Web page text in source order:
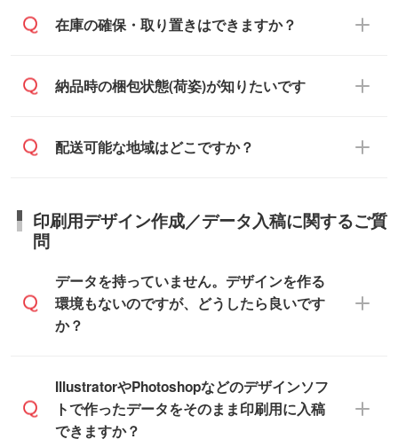
す。
備考欄』よりお知らせください。
・商品のみ注文する場合(サンプル購入を含
ます。
納期は商品や数量、印刷方法、ご納品場
ュール」に注文予定日をご入力いただく
と、おおよその締切日や出荷目安をご確認
いただけます。
商品在庫や印刷ラインを確保するために
をお願いいたします。
※土日祝日を除く営業日換算です。
ご希望の納期がある場合は、お問い合わ
在庫状況や印刷スケジュールを確認のう
短5営業日で出荷可能な商品もご用意してお
商品ページにてご確認ください
在庫の確保・取り置きはできますか？
ご入金確認後に在庫を確保し、注文確定の
ださい。
納品時の梱包状態(荷姿)が知りたいです
商品によって異なります。各ページにある
います。(白箱、化粧箱、ブリスターパック
など)
います。(透明袋、デザイン袋など)
【個包装なし】 個包装がされていない状
態で納品します。
配送可能な地域はどこですか？
日本全国へお届けが可能です。なお、海外
への直接納品は行っておりませんので予め
印刷用デザイン作成／データ入稿に関するご質
問
データを持っていません。デザインを作る
環境もないのですが、どうしたら良いです
か？
無料の「デザインシミュレーター」を使え
ば、PCやスマホから簡単にデザインを作成
できます。スタンプやテンプレートも豊富
IllustratorやPhotoshopなどのデザインソフ
トで作ったデータをそのまま印刷用に入稿
できますか？